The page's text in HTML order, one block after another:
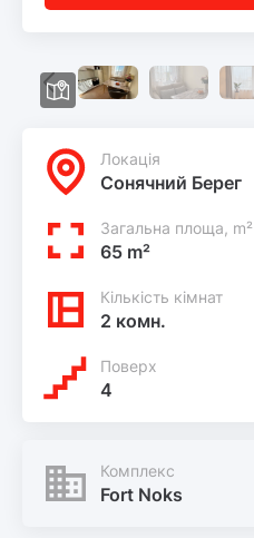
Локацiя
Сонячний Берег
Загальна площа, m²
65 m²
Кількість кімнат
2 комн.
Поверх
4
Комплекс
Fort Noks